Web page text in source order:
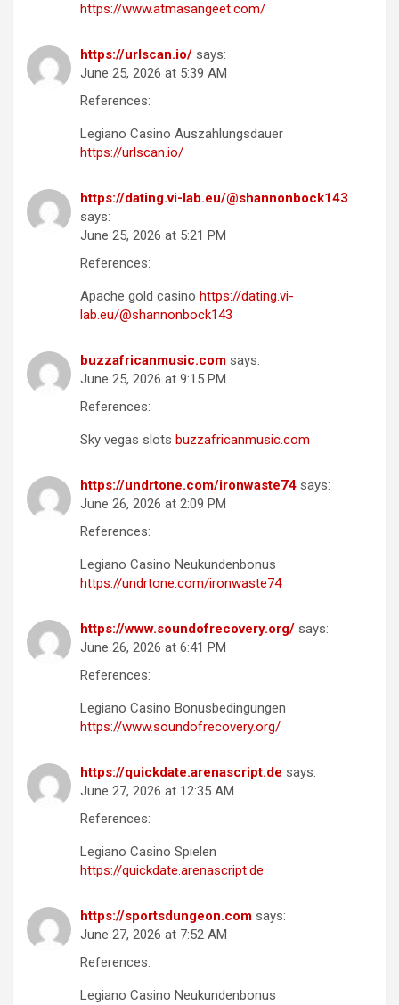
https://www.atmasangeet.com/
https://urlscan.io/ says:
June 25, 2026 at 5:39 AM
References:
Legiano Casino Auszahlungsdauer
https://urlscan.io/
https://dating.vi-lab.eu/@shannonbock143
says:
June 25, 2026 at 5:21 PM
References:
Apache gold casino https://dating.vi-
lab.eu/@shannonbock143
buzzafricanmusic.com says:
June 25, 2026 at 9:15 PM
References:
Sky vegas slots buzzafricanmusic.com
https://undrtone.com/ironwaste74 says:
June 26, 2026 at 2:09 PM
References:
Legiano Casino Neukundenbonus
https://undrtone.com/ironwaste74
https://www.soundofrecovery.org/ says:
June 26, 2026 at 6:41 PM
References:
Legiano Casino Bonusbedingungen
https://www.soundofrecovery.org/
https://quickdate.arenascript.de says:
June 27, 2026 at 12:35 AM
References:
Legiano Casino Spielen
https://quickdate.arenascript.de
https://sportsdungeon.com says:
June 27, 2026 at 7:52 AM
References:
Legiano Casino Neukundenbonus